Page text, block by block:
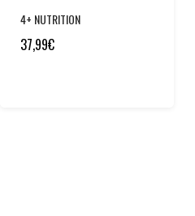
4+ NUTRITION
37,99€